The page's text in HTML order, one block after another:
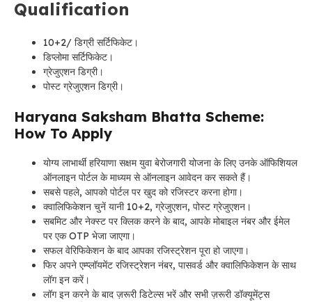
Qualification
10+2/ डिग्री सर्टिफिकेट।
डिप्लोमा सर्टिफिकेट।
ग्रेजुएशन डिग्री।
पोस्ट ग्रेजुएशन डिग्री।
Haryana Saksham Bhatta Scheme:
How To Apply
योग्य लाभार्थी हरियाणा सक्षम युवा बेरोजगारी योजना के लिए उनके ऑफिशियल
ऑनलाइन पोर्टल के माध्यम से ऑनलाइन आवेदन कर सकते हैं।
सबसे पहले, आपको पोर्टल पर खुद को रजिस्टर करना होगा।
क्वालिफिकेशन चुनें यानी 10+2, ग्रेजुएशन, पोस्ट ग्रेजुएशन।
सबमिट और नेक्स्ट पर क्लिक करने के बाद, आपके मोबाइल नंबर और ईमेल
पर एक OTP भेजा जाएगा।
सफल वेरिफिकेशन के बाद आपका रजिस्ट्रेशन पूरा हो जाएगा।
फिर अपने एम्प्लॉयमेंट रजिस्ट्रेशन नंबर, पासवर्ड और क्वालिफिकेशन के साथ
लॉग इन करें।
लॉग इन करने के बाद ज़रूरी डिटेल्स भरें और सभी ज़रूरी डॉक्यूमेंट्स